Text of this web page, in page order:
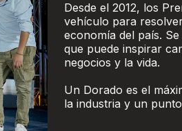
Desde el 2012, los
vehículo para
economía del país.
que puede inspirar
negocios y la vida.
Un Dorado es el
la industria y un